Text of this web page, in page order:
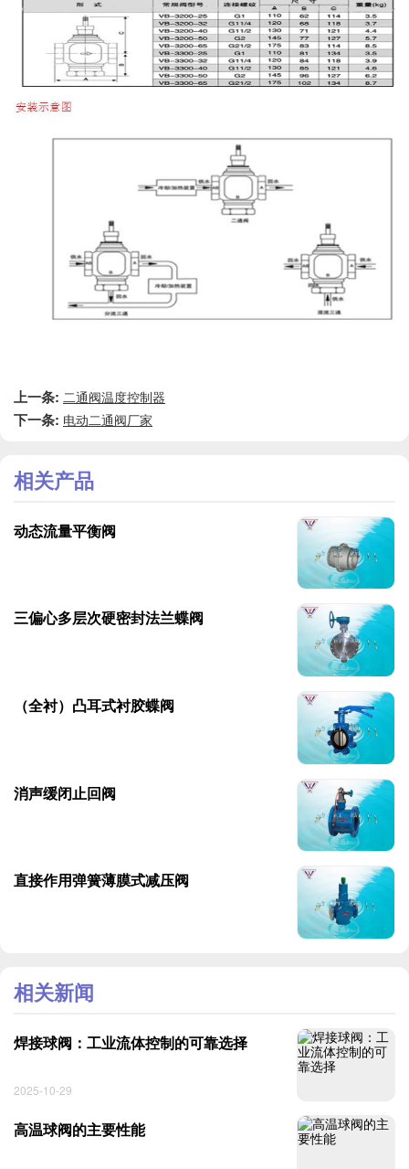
上一条: 二通阀温度控制器
下一条: 电动二通阀厂家
相关产品
动态流量平衡阀
三偏心多层次硬密封法兰蝶阀
（全衬）凸耳式衬胶蝶阀
消声缓闭止回阀
直接作用弹簧薄膜式减压阀
相关新闻
焊接球阀：工业流体控制的可靠选择
2025-10-29
高温球阀的主要性能